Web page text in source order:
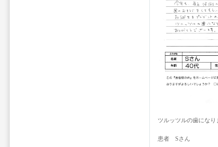
ツルッツルの歯になり
患者 Sさん